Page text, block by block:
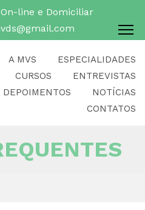
line e Domiciliar
A MVS
ESPECIALIDADES
CURSOS
ENTREVISTAS
DEPOIMENTOS
NOTÍCIAS
CONTATOS